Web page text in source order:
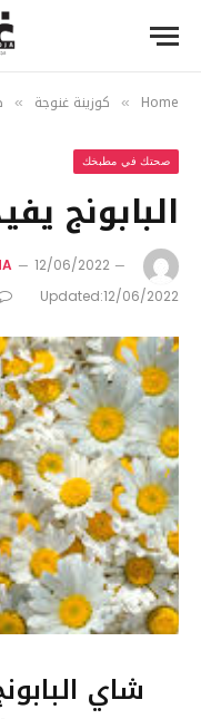
Home
» كوزينة غنوجة »
صحتك في مطبخك
البابونج
12/06/2022
Updated:12/06/2022
شاي